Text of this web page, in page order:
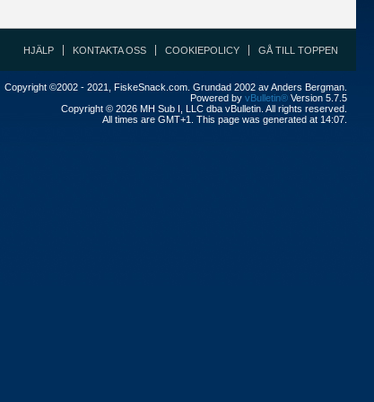
HJÄLP KONTAKTA OSS COOKIEPOLICY GÅ TILL TOPPEN
Copyright ©2002 - 2021, FiskeSnack.com. Grundad 2002 av Anders Bergman.
Powered by vBulletin® Version 5.7.5
Copyright © 2026 MH Sub I, LLC dba vBulletin. All rights reserved.
All times are GMT+1. This page was generated at 14:07.